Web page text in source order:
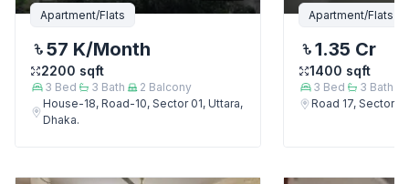
Apartment/Flats
57 K/Month
2200 sqft
3 Bed 3 Bath 2 Balcony
House-18, Road-10, Sector 01, Uttara,
Dhaka.
Apartment/Flats
1.35 Cr
1400 sqft
3 Bed 3 Bath
Road 17, Sector